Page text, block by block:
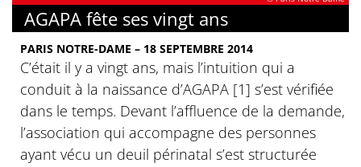
AGAPA fête ses vingt ans
PARIS NOTRE-DAME – 18 SEPTEMBRE 2014
C’était il y a vingt ans, mais l’intuition qui a
conduit à la naissance d’AGAPA [1] s’est vérifiée
dans le temps. Devant l’affluence de la demande,
l’association qui accompagne des personnes
ayant vécu un deuil périnatal s’est structurée